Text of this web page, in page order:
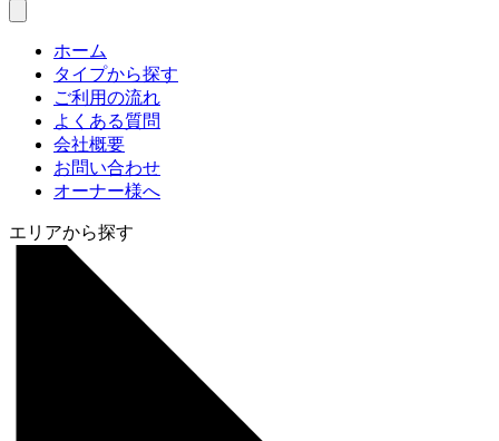
ホーム
タイプから探す
ご利用の流れ
よくある質問
会社概要
お問い合わせ
オーナー様へ
エリアから探す